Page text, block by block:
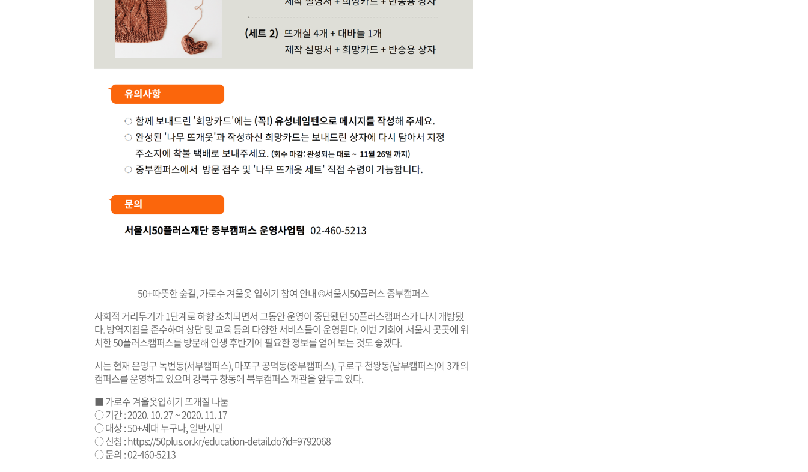
50+따뜻한 숲길, 가로수 겨울옷 입히기 참여 안내 ©서울시50플러스 중부캠퍼스
사회적 거리두기가 1단계로 하향 조치되면서 그동안 운영이 중단됐던 50플러스캠퍼스가 다시 개방됐
다. 방역지침을 준수하며 상담 및 교육 등의 다양한 서비스들이 운영된다. 이번 기회에 서울시 곳곳에 위
치한 50플러스캠퍼스를 방문해 인생 후반기에 필요한 정보를 얻어 보는 것도 좋겠다.
시는 현재 은평구 녹번동(서부캠퍼스), 마포구 공덕동(중부캠퍼스), 구로구 천왕동(남부캠퍼스)에 3개의
캠퍼스를 운영하고 있으며 강북구 창동에 북부캠퍼스 개관을 앞두고 있다.
■ 가로수 겨울옷입히기 뜨개질 나눔
○ 기간 : 2020. 10. 27 ~ 2020. 11. 17
○ 대상 : 50+세대 누구나, 일반시민
○ 신청 :https://50plus.or.kr/education-detail.do?id=9792068
○ 문의 : 02-460-5213